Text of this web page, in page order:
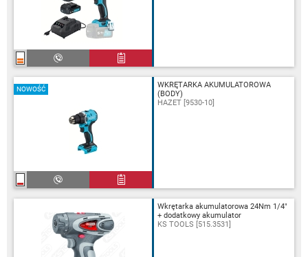
NOWOŚĆ
WKRĘTARKA AKUMULATOROWA
(BODY)
HAZET [9530-10]
Wkrętarka akumulatorowa 24Nm 1/4"
+ dodatkowy akumulator
KS TOOLS [515.3531]